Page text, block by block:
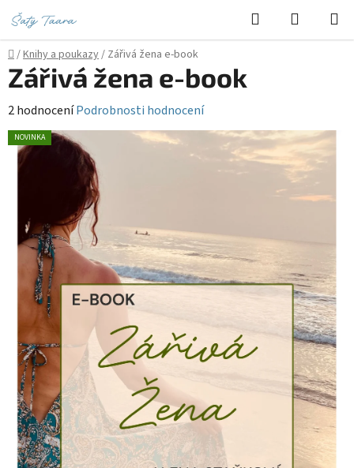
na
obsah
Hledat
KOŠÍK
Domů
/Knihy a poukazy/ Zářivá žena e-book
Zářivá žena e-book
Průměrné
hodnocení
produktu
hvězdiček.
2 hodnoceníPodrobnosti hodnocení
NOVINKA